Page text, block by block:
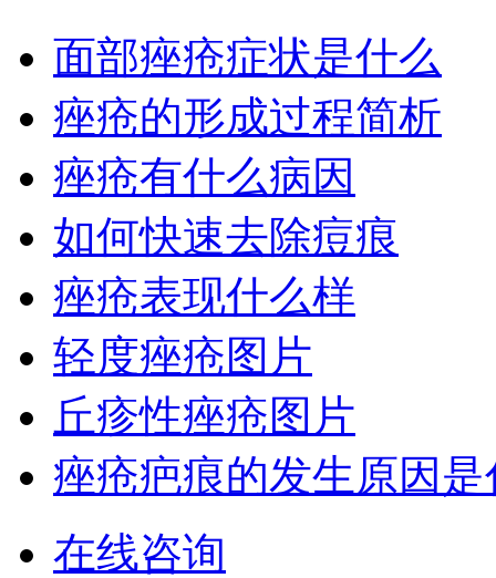
面部痤疮症状是什么
痤疮的形成过程简析
痤疮有什么病因
如何快速去除痘痕
痤疮表现什么样
轻度痤疮图片
丘疹性痤疮图片
痤疮疤痕的发生原因是
在线咨询